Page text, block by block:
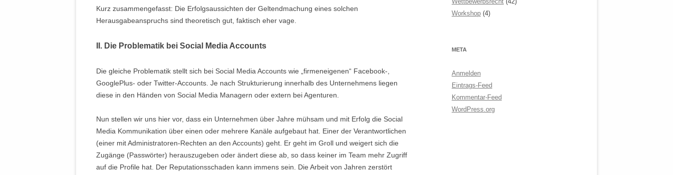
Kurz zusammengefasst: Die Erfolgsaussichten der Geltendmachung eines solchen
Herausgabeanspruchs sind theoretisch gut, faktisch eher vage.
II. Die Problematik bei Social Media Accounts
Die gleiche Problematik stellt sich bei Social Media Accounts wie „firmeneigenen“ Facebook-,
GooglePlus- oder Twitter-Accounts. Je nach Strukturierung innerhalb des Unternehmens liegen
diese in den Händen von Social Media Managern oder extern bei Agenturen.
Nun stellen wir uns hier vor, dass ein Unternehmen über Jahre mühsam und mit Erfolg die Social
Media Kommunikation über einen oder mehrere Kanäle aufgebaut hat. Einer der Verantwortlichen
(einer mit Administratoren-Rechten an den Accounts) geht. Er geht im Groll und weigert sich die
Zugänge (Passwörter) herauszugeben oder ändert diese ab, so dass keiner im Team mehr Zugriff
auf die Profile hat. Der Reputationsschaden kann immens sein. Die Arbeit von Jahren zerstört
Workshop (4)
META
Anmelden
Eintrags-Feed
Kommentar-Feed
WordPress.org